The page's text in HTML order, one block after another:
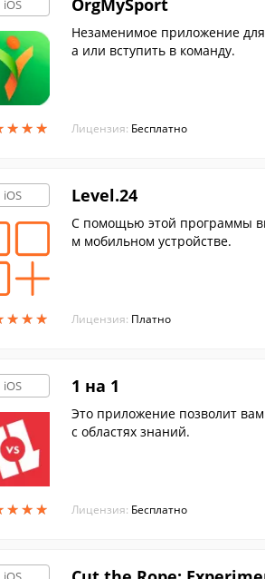
iOS
★★★
★★★
OrgMySport
Незаменимое приложение
а или вступить в команду.
Лицензия: Бесплатно
iOS
★★★
★★★
Level.24
С помощью этой программы
м мобильном устройстве.
Лицензия: Платно
iOS
★★★
★★★
1 на 1
Это приложение позволит
с областях знаний.
Лицензия: Бесплатно